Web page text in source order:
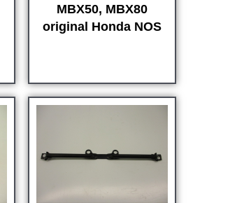
MBX50, MBX80
original Honda NOS